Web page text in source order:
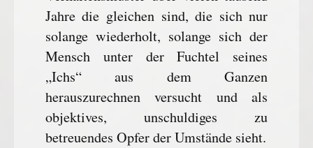
Jahre die gleichen sind, die sich nur
solange wiederholt, solange sich der
Mensch unter der Fuchtel seines
„Ichs“ aus dem Ganzen
herauszurechnen versucht und als
objektives, unschuldiges zu
betreuendes Opfer der Umstände sieht.